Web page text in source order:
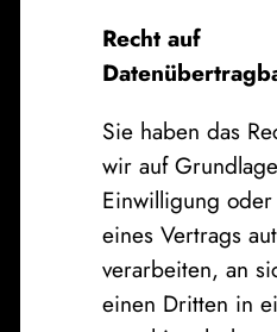
Recht auf
Sie haben das
wir auf
Einwilligung
eines Vertrags
verarbeiten, an
einen Dritten in